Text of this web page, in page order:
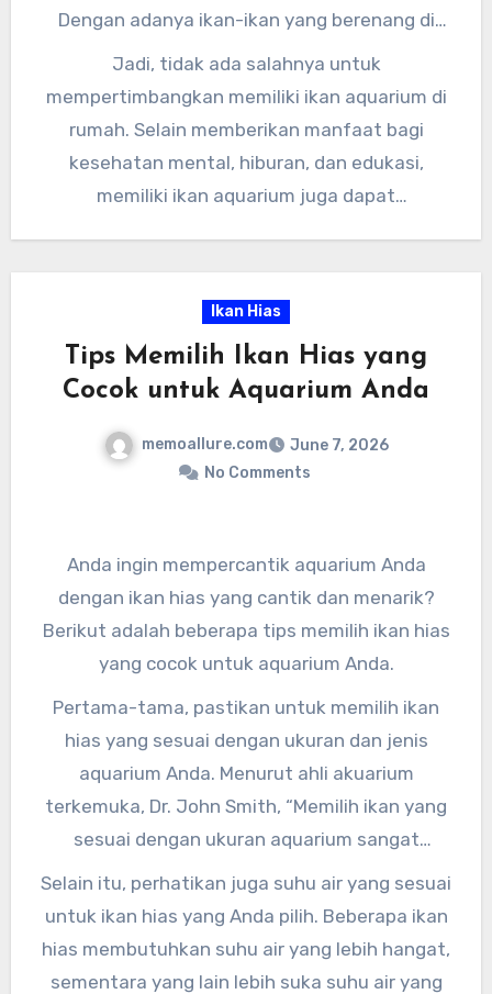
Dengan adanya ikan-ikan yang berenang di
dalam akuarium, dapat menciptakan suasana
yang lebih hidup dan segar.
Jadi, tidak ada salahnya untuk
mempertimbangkan memiliki ikan aquarium di
rumah. Selain memberikan manfaat bagi
kesehatan mental, hiburan, dan edukasi,
memiliki ikan aquarium juga dapat
rumah Anda dengan ikan aquarium!
Ikan Hias
Tips Memilih Ikan Hias yang
Cocok untuk Aquarium Anda
memoallure.com
June 7, 2026
No Comments
Anda ingin mempercantik aquarium Anda
dengan ikan hias yang cantik dan menarik?
Berikut adalah beberapa tips memilih ikan hias
yang cocok untuk aquarium Anda.
Pertama-tama, pastikan untuk memilih ikan
hias yang sesuai dengan ukuran dan jenis
aquarium Anda. Menurut ahli akuarium
terkemuka, Dr. John Smith, “Memilih ikan yang
sesuai dengan ukuran aquarium sangat
penting untuk kesejahteraan ikan tersebut.”
Jadi, pastikan untuk mempertimbangkan
ukuran aquarium Anda sebelum membeli ikan
hias.
Selain itu, perhatikan juga suhu air yang sesuai
untuk ikan hias yang Anda pilih. Beberapa ikan
hias membutuhkan suhu air yang lebih hangat,
sementara yang lain lebih suka suhu air yang